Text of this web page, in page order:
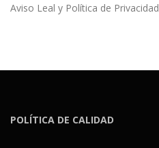
Aviso Leal y Política de Privacidad
POLÍTICA DE CALIDAD